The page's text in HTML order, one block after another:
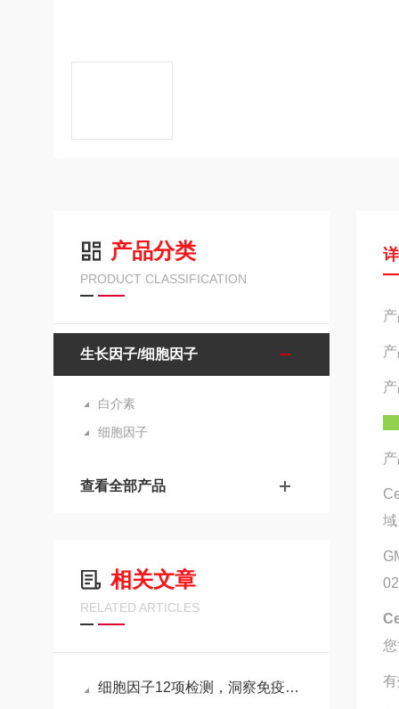
产品分类
PRODUCT CLASSIFICATION
生长因子/细胞因子
白介素
细胞因子
查看全部产品
相关文章
RELATED ARTICLES
细胞因子12项检测，洞察免疫与疾病的重要窗口